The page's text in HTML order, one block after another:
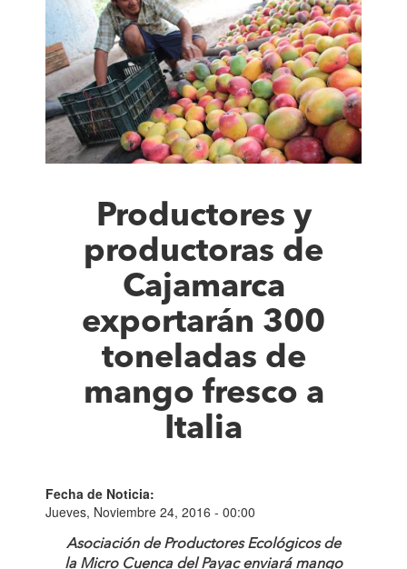
Productores y
productoras de
Cajamarca
exportarán 300
toneladas de
mango fresco a
Italia
Fecha de Noticia:
Jueves, Noviembre 24, 2016 - 00:00
Asociación de Productores Ecológicos de
la Micro Cuenca del Payac enviará mango